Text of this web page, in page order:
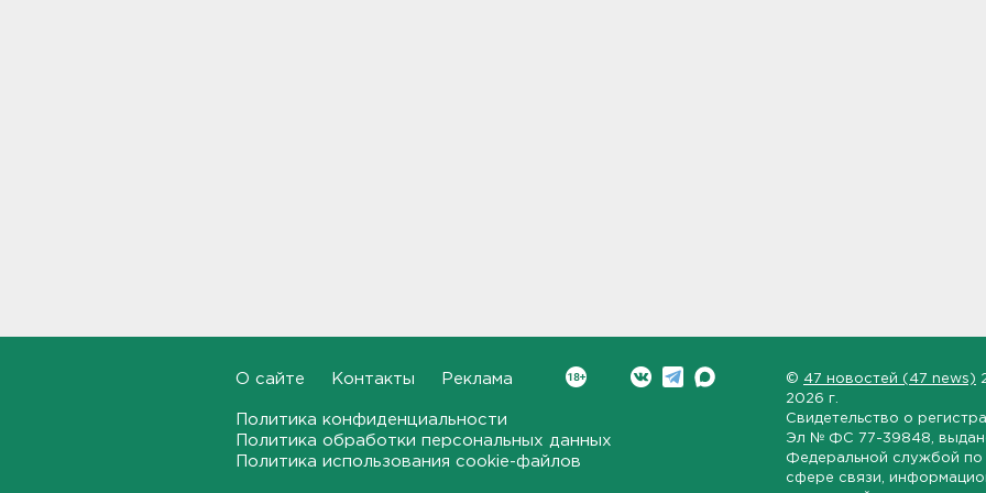
произошло на КАД у Низино
О сайте Контакты Реклама
Политика конфиденциальности
Политика обработки персональных данных
Политика использования cookie-файлов
© 47 новостей (47 news)
2026 г.
Свидетельство о
Эл № ФС 77-39848 ,
Федеральной службой по
сфере связи,